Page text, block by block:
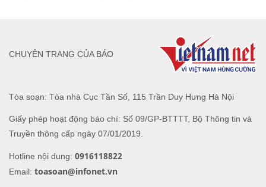
Tòa soạn: Tòa nhà Cục Tần Số, 115 Trần Duy Hưng Hà Nội
Giấy phép hoạt động báo chí: Số 09/GP-BTTTT, Bộ Thông tin và
Truyền thông cấp ngày 07/01/2019.
Hotline nội dung: 0916118822
Email: toasoan@infonet.vn
CHUYÊN TRANG CỦA BÁO